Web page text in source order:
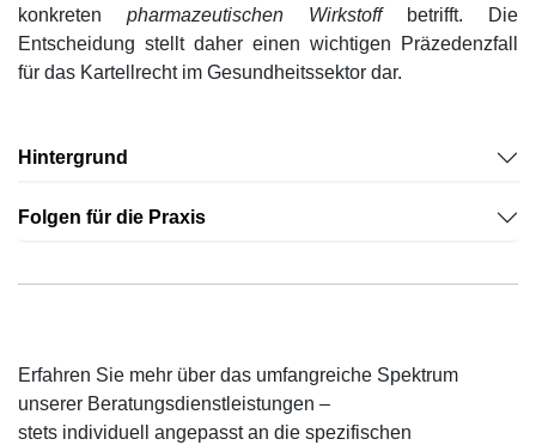
konkreten pharmazeutischen Wirkstoffbetrifft. Die
Entscheidung stellt daher einen wichtigen Präzedenzfall
für das Kartellrecht im Gesundheitssektor dar.
Hintergrund
Folgen für die Praxis
Erfahren Sie mehr über das umfangreiche Spektrum
unserer Beratungsdienstleistungen –
stets individuell angepasst an die spezifischen